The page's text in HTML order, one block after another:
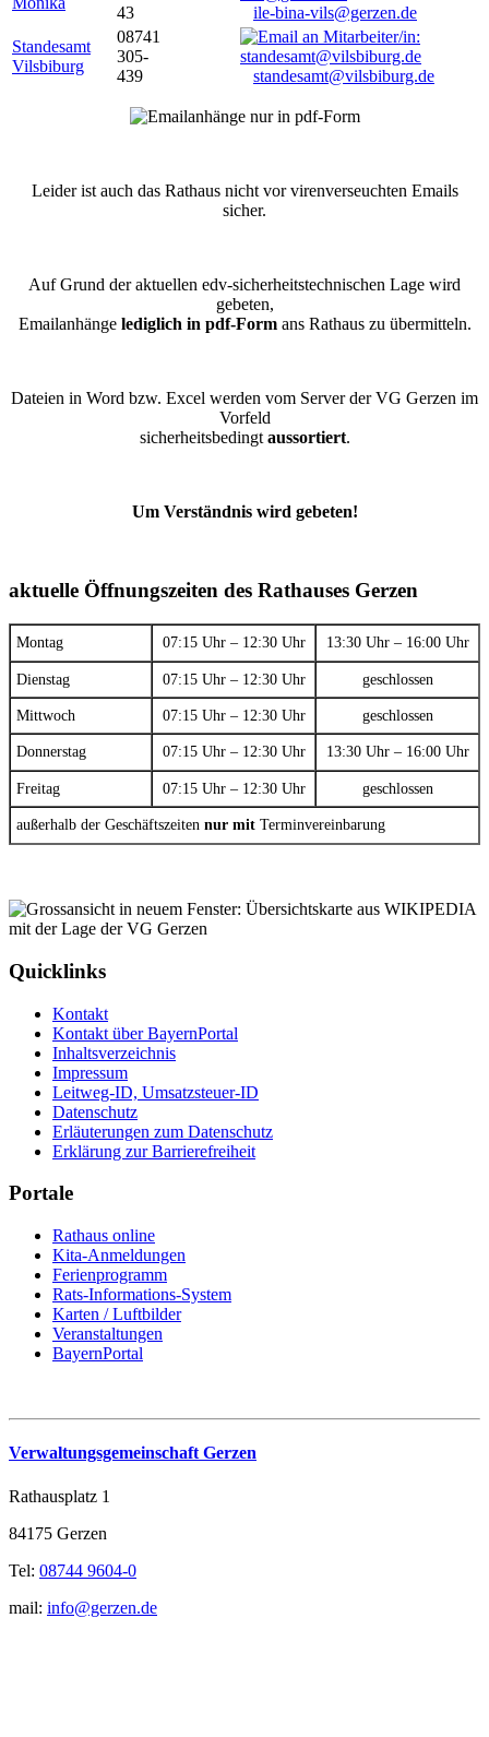
43
ile-bina-vils@gerzen.de
Standesamt
Vilsbiburg
08741
305-
439
standesamt@vilsbiburg.de
Leider ist auch das Rathaus nicht vor virenverseuchten Emails
sicher.
Auf Grund der aktuellen edv-sicherheitstechnischen Lage wird
gebeten,
Emailanhänge lediglich in pdf-Formans Rathaus zu übermitteln.
Dateien in Word bzw. Excel werden vom Server der VG Gerzen im
Vorfeld
sicherheitsbedingt aussortiert.
Um Verständnis wird gebeten!
aktuelle Öffnungszeiten des Rathauses Gerzen
Montag 07:15 Uhr – 12:30 Uhr 13:30 Uhr – 16:00 Uhr
Dienstag 07:15 Uhr – 12:30 Uhr geschlossen
Mittwoch 07:15 Uhr – 12:30 Uhr geschlossen
Donnerstag 07:15 Uhr – 12:30 Uhr 13:30 Uhr – 16:00 Uhr
Freitag 07:15 Uhr – 12:30 Uhr geschlossen
außerhalb der Geschäftszeiten nur mit Terminvereinbarung
Quicklinks
Kontakt
Kontakt über BayernPortal
Inhaltsverzeichnis
Impressum
Leitweg-ID, Umsatzsteuer-ID
Datenschutz
Erläuterungen zum Datenschutz
Erklärung zur Barrierefreiheit
Portale
Rathaus online
Kita-Anmeldungen
Ferienprogramm
Rats-Informations-System
Karten / Luftbilder
Veranstaltungen
BayernPortal
Verwaltungsgemeinschaft Gerzen
Rathausplatz 1
84175 Gerzen
Tel: 08744 9604-0
mail: info@gerzen.de